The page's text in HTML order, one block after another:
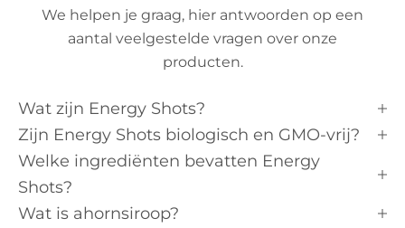
We helpen je graag, hier antwoorden op een
aantal veelgestelde vragen over onze
producten.
Wat zijn Energy Shots?
Zijn Energy Shots biologisch en GMO-vrij?
Welke ingrediënten bevatten Energy
Shots?
Wat is ahornsiroop?